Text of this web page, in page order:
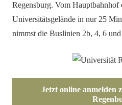
Regensburg. Vom Hauptbahnhof
Universitätsgelände in nur 25
nimmst die Buslinien 2b, 4, 6 und
Jetzt online anmelden